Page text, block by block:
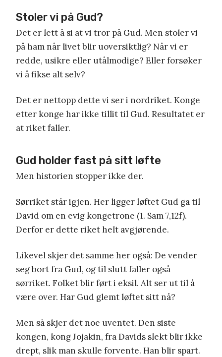
Stoler vi på Gud?
Det er lett å si at vi tror på Gud. Men stoler vi
på ham når livet blir uoversiktlig? Når vi er
redde, usikre eller utålmodige? Eller forsøker
vi å fikse alt selv?
Det er nettopp dette vi ser i nordriket. Konge
etter konge har ikke tillit til Gud. Resultatet er
at riket faller.
Gud holder fast på sitt løfte
Men historien stopper ikke der.
Sørriket står igjen. Her ligger løftet Gud ga til
David om en evig kongetrone (1. Sam 7,12f).
Derfor er dette riket helt avgjørende.
Likevel skjer det samme her også: De vender
seg bort fra Gud, og til slutt faller også
sørriket. Folket blir ført i eksil. Alt ser ut til å
være over. Har Gud glemt løftet sitt nå?
Men så skjer det noe uventet. Den siste
kongen, kong Jojakin, fra Davids slekt blir ikke
drept, slik man skulle forvente. Han blir spart.